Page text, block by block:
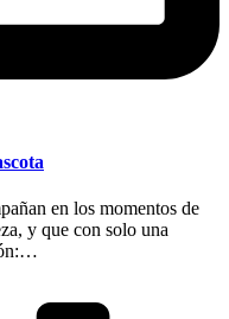
en los momentos de
y que con solo una